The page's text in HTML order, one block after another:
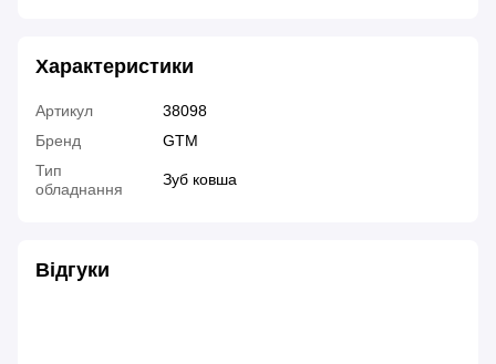
Характеристики
Артикул
38098
Бренд
GTM
Тип
обладнання
Зуб ковша
Відгуки